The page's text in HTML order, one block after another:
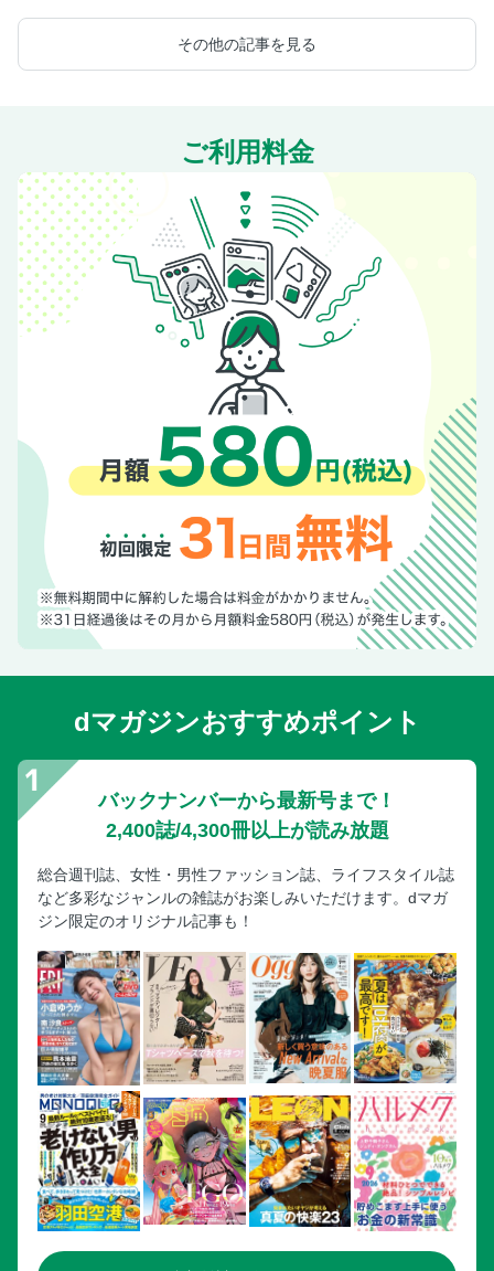
その他の記事を見る
ご利用料金
dマガジンおすすめポイント
バックナンバーから最新号まで！
2,400誌/4,300冊以上が読み放題
総合週刊誌、女性・男性ファッション誌、ライフスタイル誌
など多彩なジャンルの雑誌がお楽しみいただけます。dマガ
ジン限定のオリジナル記事も！